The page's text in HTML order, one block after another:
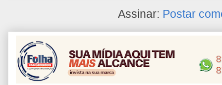
Assinar: Postar